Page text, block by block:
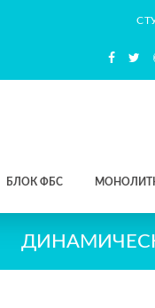
БЛОК ФБС